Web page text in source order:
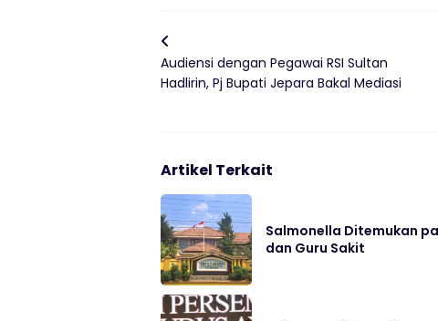
Audiensi dengan Pegawai RSI Sultan
Hadlirin, Pj Bupati Jepara Bakal Mediasi
Artikel Terkait
Salmonella Ditemukan
dan Guru Sakit